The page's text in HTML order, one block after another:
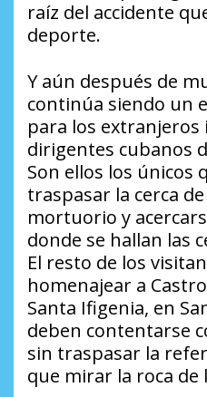
raíz del accidente
deporte.
Y aún después de
continúa siendo un
para los extranjeros
dirigentes cubanos
Son ellos los únicos
traspasar la cerca
mortuorio y
donde se hallan las
El resto de los
homenajear a
Santa Ifigenia, en
deben contentarse
sin traspasar la
que mirar la roca de